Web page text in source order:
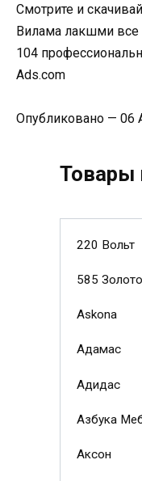
Смотрите и
Вилама лакшми все
104
Ads.com
Опубликовано — 06
Товары
220 Вольт
585
Askona
Адамас
Адидас
Азбука
Аксон